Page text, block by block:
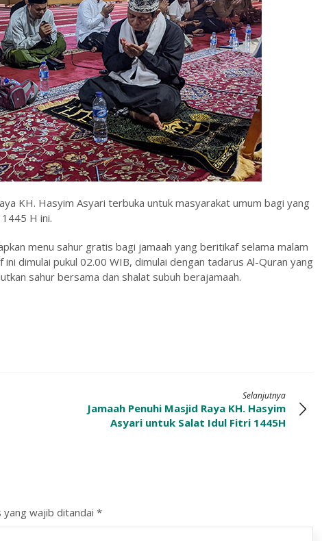
KH. Hasyim Asyari terbuka untuk masyarakat umum bagi yang
H ini.
menu sahur gratis bagi jamaah yang beritikaf selama malam
dimulai pukul 02.00 WIB, dimulai dengan tadarus Al-Quran yang
sahur bersama dan shalat subuh berajamaah.
Selanjutnya
Jamaah Penuhi Masjid Raya KH. Hasyim
Asyari untuk Salat Idul Fitri 1445H
yang wajib ditandai *